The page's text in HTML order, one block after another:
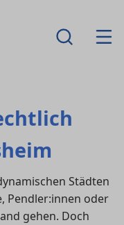
Städten
Pendler:innen oder
gehen. Doch